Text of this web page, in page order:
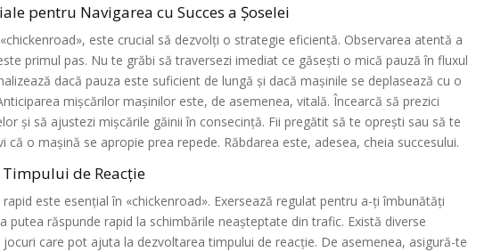
pentru Navigarea cu Succes a Șoselei
este crucial să dezvolți o strategie eficientă. Observarea atentă a
primul pas. Nu te grăbi să traversezi imediat ce găsești o mică pauză în fluxul
dacă pauza este suficient de lungă și dacă mașinile se deplasează cu o
mișcărilor mașinilor este, de asemenea, vitală. Încearcă să prezici
și să ajustezi mișcările găinii în consecință. Fii pregătit să te oprești sau să te
că o mașină se apropie prea repede. Răbdarea este, adesea, cheia succesului.
de Reacție
este esențial în «chickenroad». Exersează regulat pentru a-ți îmbunătăți
putea răspunde rapid la schimbările neașteptate din trafic. Există diverse
jocuri care pot ajuta la dezvoltarea timpului de reacție. De asemenea, asigură-te